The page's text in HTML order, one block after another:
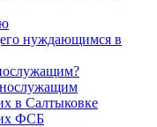
нуждающимся в
в Салтыковке
ФСБ